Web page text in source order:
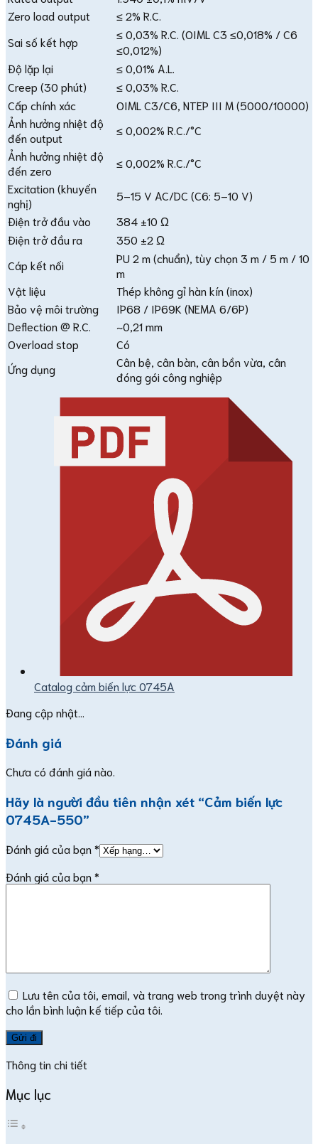
Zero load output
≤ 2% R.C.
Sai số kết hợp
≤ 0,03% R.C. (OIML C3 ≤0,018% / C6
≤0,012%)
Độ lặp lại
≤ 0,01% A.L.
Creep (30 phút)
≤ 0,03% R.C.
Cấp chính xác
OIML C3/C6, NTEP III M (5000/10000)
Ảnh hưởng nhiệt độ
đến output
≤ 0,002% R.C./°C
Ảnh hưởng nhiệt độ
đến zero
≤ 0,002% R.C./°C
Excitation (khuyến
nghị)
5–15 V AC/DC (C6: 5–10 V)
Điện trở đầu vào
384 ±10 Ω
Điện trở đầu ra
350 ±2 Ω
Cáp kết nối
PU 2 m (chuẩn), tùy chọn 3 m / 5 m / 10
m
Vật liệu
Thép không gỉ hàn kín (inox)
Bảo vệ môi trường
IP68 / IP69K (NEMA 6/6P)
Deflection @ R.C.
~0,21 mm
Overload stop
Có
Ứng dụng
Cân bệ, cân bàn, cân bồn vừa, cân
đóng gói công nghiệp
Catalog cảm biến lực 0745A
Đang cập nhật...
Đánh giá
Chưa có đánh giá nào.
Hãy là người đầu tiên nhận xét “Cảm biến lực
0745A-550”
Đánh giá của bạn *
Đánh giá của bạn *
Lưu tên của tôi, email, và trang web trong trình duyệt này
cho lần bình luận kế tiếp của tôi.
Thông tin chi tiết
Mục lục